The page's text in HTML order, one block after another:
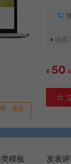
，请点
电商
¥ 50
模板 发表